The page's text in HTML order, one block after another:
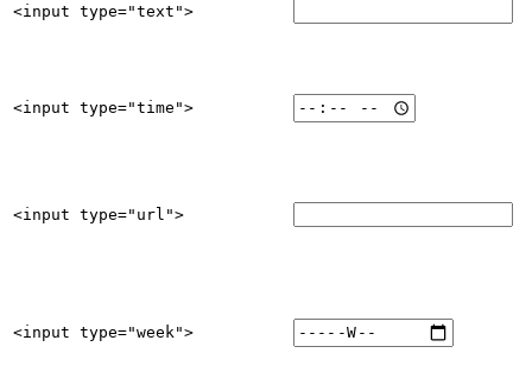
<input type="text">
<input type="time">
<input type="url">
<input type="week">